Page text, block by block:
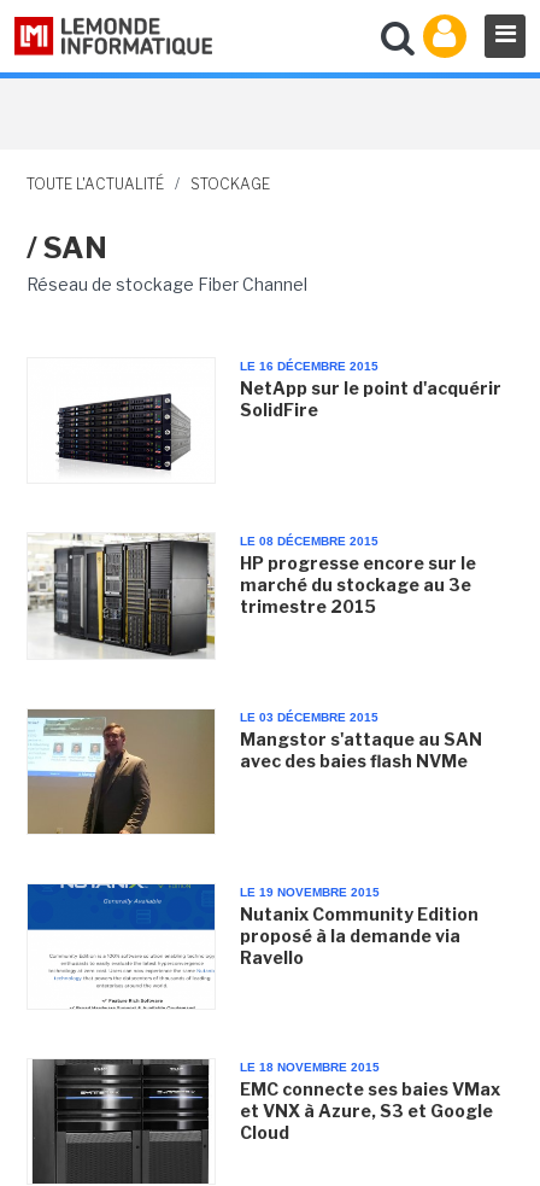
TOUTE L'ACTUALITÉ / STOCKAGE
/ SAN
Réseau de stockage Fiber Channel
LE 16 DÉCEMBRE 2015
NetApp sur le point d'acquérir
SolidFire
LE 08 DÉCEMBRE 2015
HP progresse encore sur le
marché du stockage au 3e
trimestre 2015
LE 03 DÉCEMBRE 2015
Mangstor s'attaque au SAN
avec des baies flash NVMe
LE 19 NOVEMBRE 2015
Nutanix Community Edition
proposé à la demande via
Ravello
LE 18 NOVEMBRE 2015
EMC connecte ses baies VMax
et VNX à Azure, S3 et Google
Cloud